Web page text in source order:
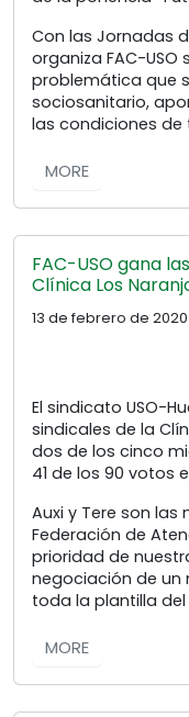
Con las Jornadas
organiza FAC-
problemática que
sociosanitario,
las condiciones
MORE
FAC-USO gana
Clínica Los
13 de febrero de 2020
El sindicato USO-
sindicales de la
dos de los cinco
41 de los 90 votos
Auxi y Tere son
Federación de
prioridad de
negociación de un
toda la plantilla
MORE